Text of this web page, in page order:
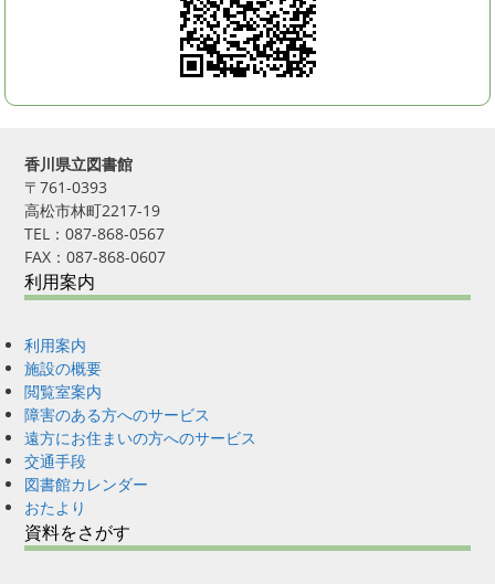
香川県立図書館
〒761-0393
高松市林町2217-19
TEL：087-868-0567
FAX：087-868-0607
利用案内
利用案内
施設の概要
閲覧室案内
障害のある方へのサービス
遠方にお住まいの方へのサービス
交通手段
図書館カレンダー
おたより
資料をさがす